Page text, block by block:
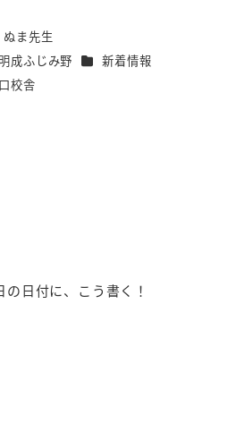
ぬま先生
成ふじみ野 カテゴリー
新着情報
校舎
日付に、こう書く！